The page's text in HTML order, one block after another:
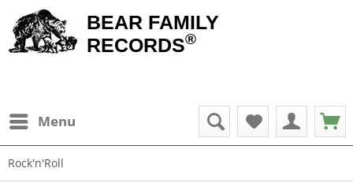
BEAR FAMILY
RECORDS®
Menu
Rock'n'Roll